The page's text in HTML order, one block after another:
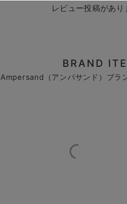
レビュー投稿があり
BRAND
Ampersand（アンパサンド）ブラ